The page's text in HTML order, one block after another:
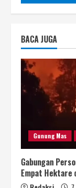
BACA JUGA
Gunung Mas
Gabungan
Empat Hektare